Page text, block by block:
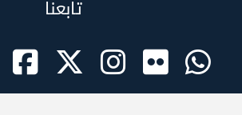
تابعنا